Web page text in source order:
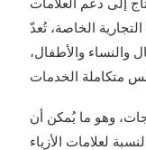
إلى دعم العلامات
التجارية الخاصة، تُعدّ Billoomi Fashion خيارًا مفيدًا. فهي تعمل
والأطفال،
وهو ما يُمكن أن
لعلامات الأزياء